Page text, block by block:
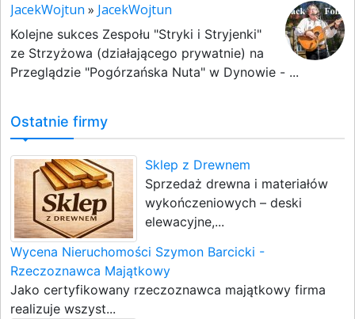
JacekWojtun » JacekWojtun
Kolejne sukces Zespołu "Stryki i Stryjenki"
ze Strzyżowa (działającego prywatnie) na
Przeglądzie "Pogórzańska Nuta" w Dynowie - ...
Ostatnie firmy
Sklep z Drewnem
Sprzedaż drewna i materiałów
wykończeniowych – deski
elewacyjne,...
Wycena Nieruchomości Szymon Barcicki -
Rzeczoznawca Majątkowy
Jako certyfikowany rzeczoznawca majątkowy firma
realizuje wszyst...